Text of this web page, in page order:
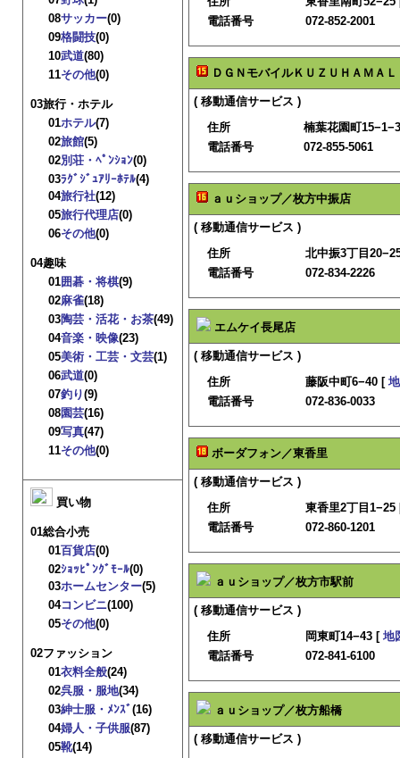
08サッカー(0)
09格闘技(0)
10武道(80)
11その他(0)
03旅行・ホテル
01ホテル(7)
02旅館(5)
02別荘・ﾍﾟﾝｼｮﾝ(0)
03ﾗｸﾞｼﾞｭｱﾘｰﾎﾃﾙ(4)
04旅行社(12)
05旅行代理店(0)
06その他(0)
04趣味
01囲碁・将棋(9)
02麻雀(18)
03陶芸・活花・お茶(49)
04音楽・映像(23)
05美術・工芸・文芸(1)
06武道(0)
07釣り(9)
08園芸(16)
09写真(47)
11その他(0)
買い物
01総合小売
01百貨店(0)
02ｼｮｯﾋﾟﾝｸﾞﾓｰﾙ(0)
03ホームセンター(5)
04コンビニ(100)
05その他(0)
02ファッション
01衣料全般(24)
02呉服・服地(34)
03紳士服・ﾒﾝｽﾞ(16)
04婦人・子供服(87)
05靴(14)
電話番号
072-852-2001
ＤＧＮモバイルＫＵＺＵＨＡＭＡＬ
( 移動通信サービス )
住所
楠葉花園町
電話番号
072-855-5061
ａｕショップ／枚方中振店
( 移動通信サービス )
住所
北中振3丁目
電話番号
072-834-2226
エムケイ長尾店
( 移動通信サービス )
住所
藤阪中町6−40 [
電話番号
072-836-0033
ボーダフォン／東香里
( 移動通信サービス )
住所
東香里2丁目
電話番号
072-860-1201
ａｕショップ／枚方市駅前
( 移動通信サービス )
住所
岡東町14−43 [ 地
電話番号
072-841-6100
ａｕショップ／枚方船橋
( 移動通信サービス )